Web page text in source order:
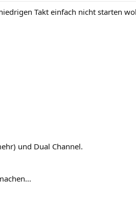
Takt einfach nicht starten
und Dual Channel.